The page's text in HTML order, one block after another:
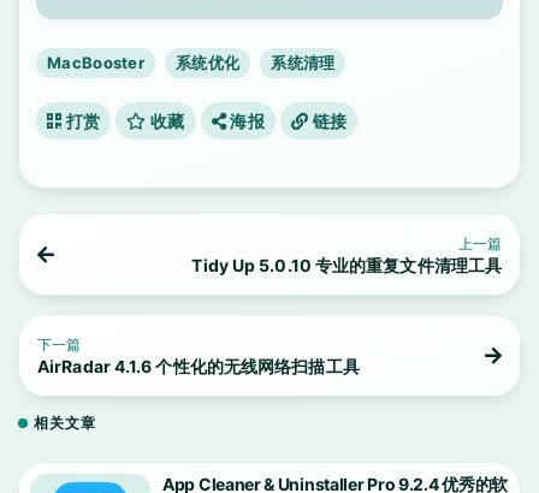
MacBooster 系统优化 系统清理
打赏 收藏 海报 链接
上一篇
Tidy Up 5.0.10 专业的重复文件清理工具
下一篇
AirRadar 4.1.6 个性化的无线网络扫描工具
相关文章
App Cleaner & Uninstaller Pro 9.2.4 优秀的软